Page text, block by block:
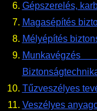
Gépszerelés,
Magasépítés
Mélyépítés
Tűzveszélyes
Veszélyes